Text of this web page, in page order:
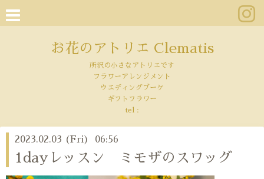
お花のアトリエ Clematis
所沢の小さなアトリエです
フラワーアレンジメント
ウエディングブーケ
ギフトフラワー
tel :
2023.02.03 (Fri) 06:56
1dayレッスン ミモザのスワッグ